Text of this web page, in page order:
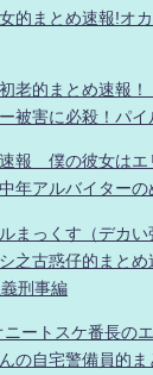
的まとめ速報!オ
老的まとめ速報
被害に必殺！パ
報 僕の彼女はエ
年アルバイター
まっくす（デカ
之古惑仔的まと
刑事編
ートスケ番長の
の自宅警備員的ま